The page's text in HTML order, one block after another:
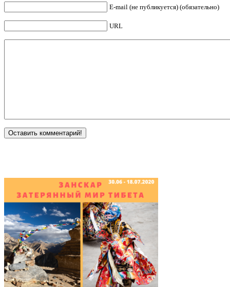
E-mail (не публикуется) (обязательно)
URL